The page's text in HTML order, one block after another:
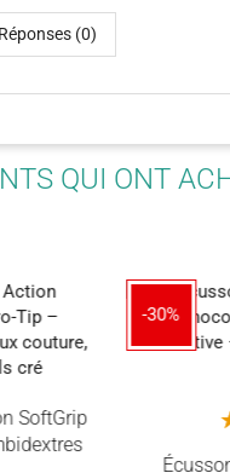
(0)
QUI ONT
-30%
Écusson vintage